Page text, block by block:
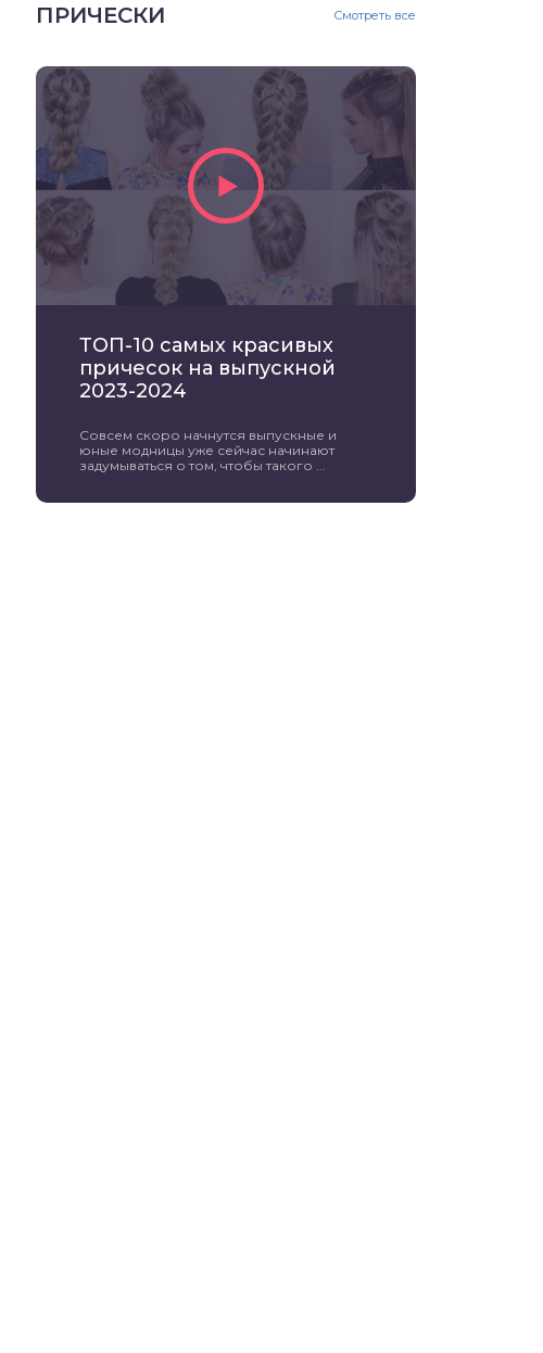
ПРИЧЕСКИ Смотреть все
ТОП-10 самых красивых
причесок на выпускной
2023-2024
Совсем скоро начнутся выпускные и
юные модницы уже сейчас начинают
задумываться о том, чтобы такого ...